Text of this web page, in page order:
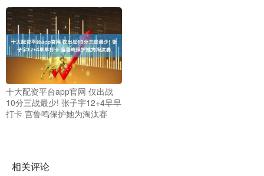
十大配资平台app官网 仅出战
10分三战最少! 张子宇12+4早早
打卡 宫鲁鸣保护她为淘汰赛
相关评论